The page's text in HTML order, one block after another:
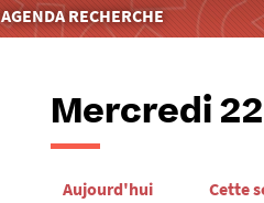
AGENDA RECHERCHE
Mercredi
Aujourd'hui Cette